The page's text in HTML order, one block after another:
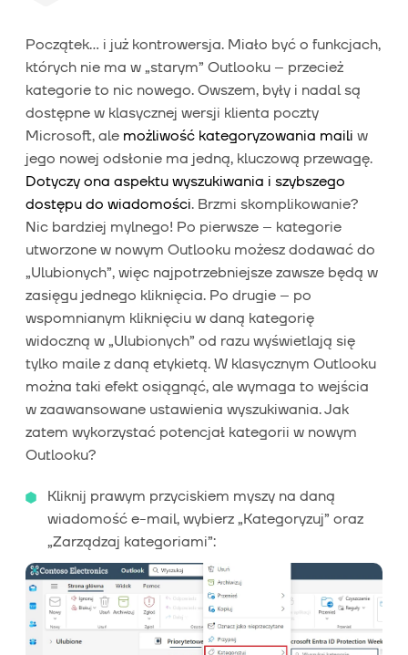
Początek… i już kontrowersja. Miało być o funkcjach,
których nie ma w „starym” Outlooku – przecież
kategorie to nic nowego. Owszem, były i nadal są
dostępne w klasycznej wersji klienta poczty
Microsoft, ale możliwość kategoryzowania maili w
jego nowej odsłonie ma jedną, kluczową przewagę.
Dotyczy ona aspektu wyszukiwania i szybszego
dostępu do wiadomości. Brzmi skomplikowanie?
Nic bardziej mylnego! Po pierwsze – kategorie
utworzone w nowym Outlooku możesz dodawać do
„Ulubionych”, więc najpotrzebniejsze zawsze będą w
zasięgu jednego kliknięcia. Po drugie – po
wspomnianym kliknięciu w daną kategorię
widoczną w „Ulubionych” od razu wyświetlają się
tylko maile z daną etykietą. W klasycznym Outlooku
można taki efekt osiągnąć, ale wymaga to wejścia
w zaawansowane ustawienia wyszukiwania. Jak
zatem wykorzystać potencjał kategorii w nowym
Outlooku?
Kliknij prawym przyciskiem myszy na daną
wiadomość e-mail, wybierz „Kategoryzuj” oraz
„Zarządzaj kategoriami”: